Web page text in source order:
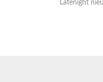
Latenight